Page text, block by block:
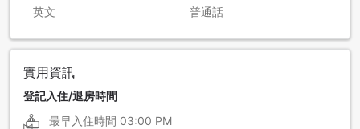
英文 普通話
實用資訊
登記入住/退房時間
最早入住時間 03:00 PM